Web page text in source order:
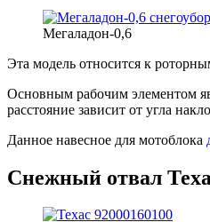
Мегаладон-0,6
Эта модель относится к
Основным рабочим элементом
расстояние зависит от угла
Данное навесное для мотоблока
Снежный отвал